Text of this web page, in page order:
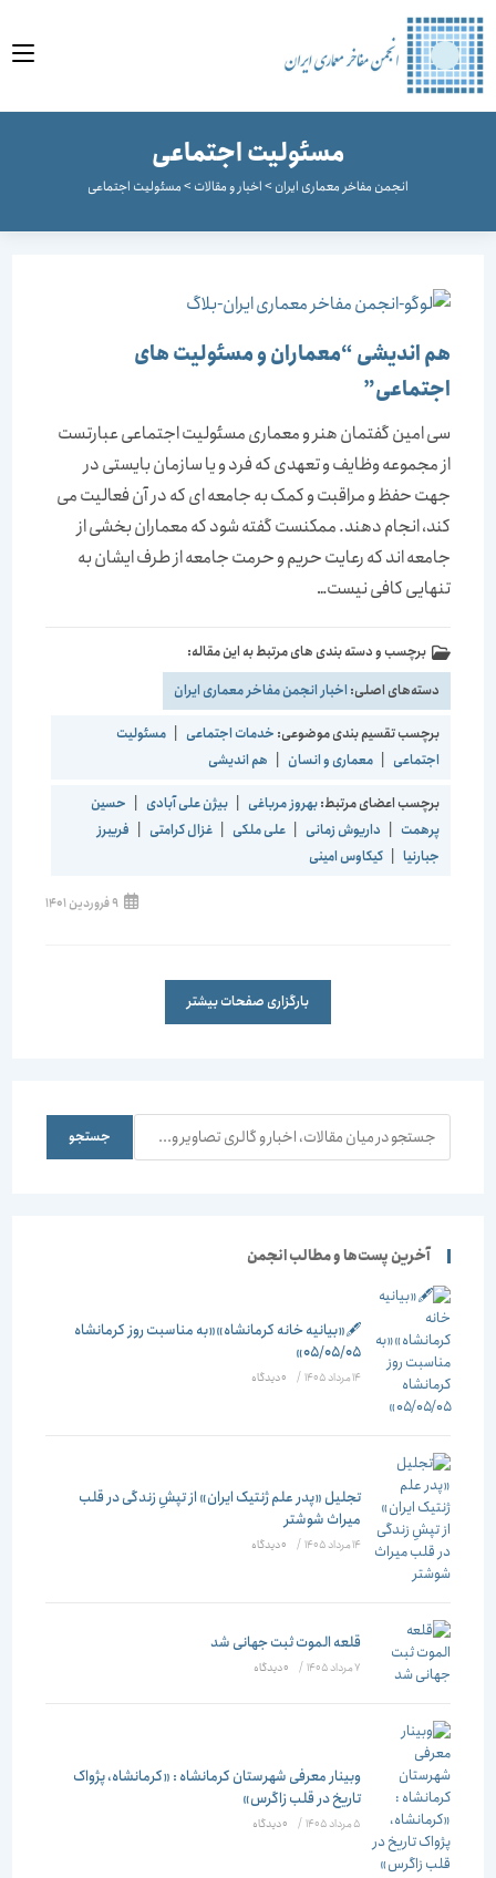
مسئولیت اجتماعی
انجمن مفاخر معماری ایران>اخبار و مقالات>مسئولیت اجتماعی
هم اندیشی “معماران و مسئولیت های
اجتماعی”
سی امین گفتمان هنر و معماری مسئولیت اجتماعی عبارتست
از مجموعه وظایف و تعهدی که فرد و یا سازمان بایستی در
جهت حفظ و مراقبت و کمک به جامعه ای که در آن فعالیت می
کند، انجام دهند. ممکنست گفته شود که معماران بخشی از
جامعه اند که رعایت حریم و حرمت جامعه از طرف ایشان به
تنهایی کافی نیست…
برچسب و دسته بندی های مرتبط به این مقاله:
دسته‌های اصلی:اخبار انجمن مفاخر معماری ایران
برچسب تقسیم بندی موضوعی:خدمات اجتماعی |
مسئولیت
اجتماعی | معماری و انسان | هم اندیشی
برچسب اعضای مرتبط:بهروز مرباغی | بیژن علی آبادی |
حسین
پرهمت | داریوش زمانی | علی ملکی | غزال کرامتی |
فریبرز
جبارنیا | کیکاوس امینی
9 فروردین 1401
بارگزاری صفحات بیشتر
جستجو
آخرین پست‌ها و مطالب انجمن
🖋️«بیانیه خانه کرمانشاه»«به مناسبت روز کرمانشاه
۰۵/۰۵/۰۵»
/ ۰ دیدگاه
تجلیل «پدر علم ژنتیک ایران» از تپشِ زندگی در قلب
میراث شوشتر
14 مرداد 1405 / ۰ دیدگاه
قلعه الموت ثبت جهانی شد
/ ۰ دیدگاه
وبینار معرفی شهرستان کرمانشاه : «کرمانشاه، پژواک
تاریخ در قلب زاگرس»
/ ۰ دیدگاه